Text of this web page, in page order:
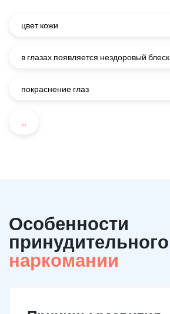
цвет кожи
в глазах появляется нездоровый блеск
покраснение глаз
...
Особенности
принудительного
наркомании